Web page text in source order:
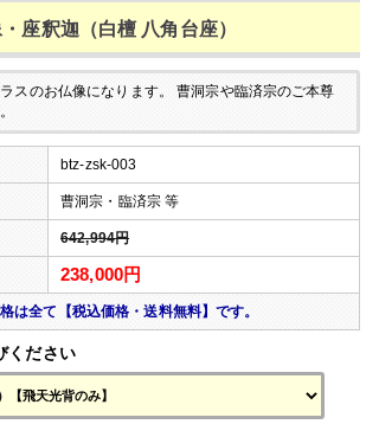
座釈迦（白檀 八角台座）
スのお仏像になります。
曹洞宗や臨済宗のご本尊
btz-zsk-003
曹洞宗・臨済宗 等
642,994円
238,000円
は全て【税込価格・送料無料】です。
ください